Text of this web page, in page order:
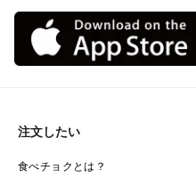
注文したい
食べチョクとは？